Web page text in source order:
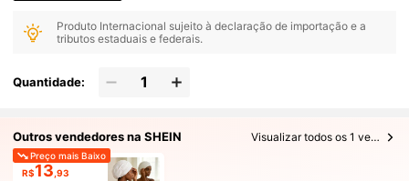
Produto Internacional sujeito à declaração de importação e a
tributos estaduais e federais.
Quantidade:
Outros vendedores na SHEIN Visualizar todos os 1 vendedores
Preço mais Baixo
R$13 ,93